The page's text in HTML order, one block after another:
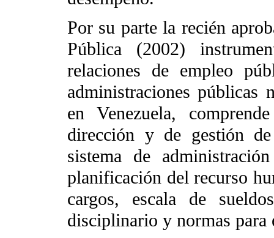
Por su parte la recién
Pública (2002)
relaciones de empleo
administraciones públicas
en Venezuela,
dirección y de gestión
sistema de
planificación del recurso
cargos, escala de
disciplinario y normas para